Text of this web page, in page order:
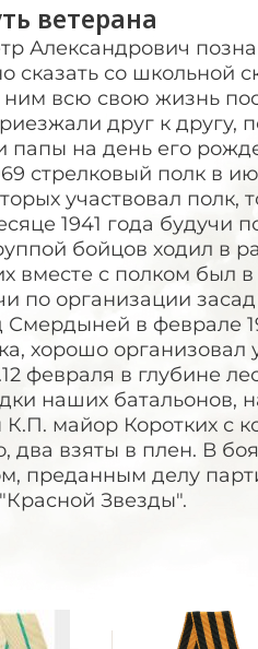
ветерана
Александрович
сказать со школьной
всю свою жизнь
друг к другу,
на день его
стрелковый полк в
участвовал полк,
1941 года будучи
бойцов ходил в
вместе с полком был
по организации
в феврале
хорошо организовал
февраля в глубине
наших батальонов,
майор Коротких с
два взяты в плен. В
преданным делу
Звезды".